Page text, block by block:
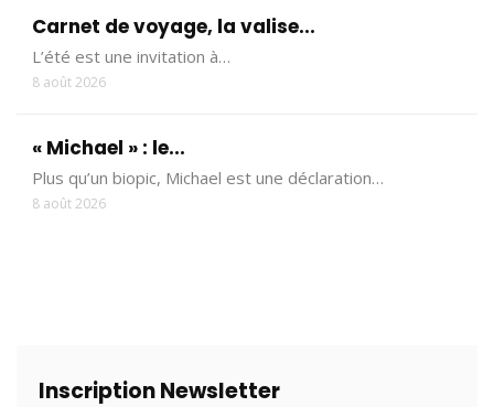
Carnet de voyage, la valise...
L’été est une invitation à…
8 août 2026
« Michael » : le...
Plus qu’un biopic, Michael est une déclaration…
8 août 2026
Inscription Newsletter